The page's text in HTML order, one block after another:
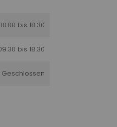
10.00 bis 18.30
bis 18.30
Geschlossen